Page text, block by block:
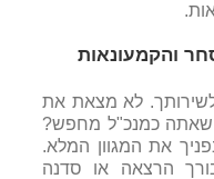
והקמעונאות
לא מצאת את
שאתה כמנכ"ל מחפש?
את המגוון המלא.
הרצאה או סדנה